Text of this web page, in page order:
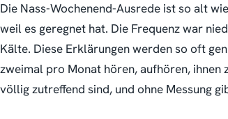
Die Nass-Wochenend-Ausrede ist so alt
weil es geregnet hat. Die Frequenz war
Kälte. Diese Erklärungen werden so oft
zweimal pro Monat hören, aufhören, ihnen
völlig zutreffend sind, und ohne Messung